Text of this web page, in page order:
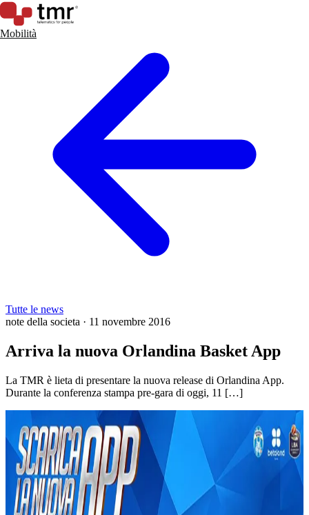
Mobilità
Tutte le news
note della societa · 11 novembre 2016
Arriva la nuova Orlandina Basket App
La TMR è lieta di presentare la nuova release di Orlandina App.
Durante la conferenza stampa pre-gara di oggi, 11 […]